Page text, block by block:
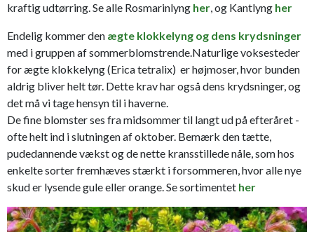
kraftig udtørring. Se alle Rosmarinlyng her, og Kantlyng her
Endelig kommer den ægte klokkelyng og dens krydsninger
med i gruppen af sommerblomstrende.Naturlige voksesteder
for ægte klokkelyng (Erica tetralix) er højmoser, hvor bunden
aldrig bliver helt tør. Dette krav har også dens krydsninger, og
det må vi tage hensyn til i haverne.
De fine blomster ses fra midsommer til langt ud på efteråret -
ofte helt ind i slutningen af oktober. Bemærk den tætte,
pudedannende vækst og de nette kransstillede nåle, som hos
enkelte sorter fremhæves stærkt i forsommeren, hvor alle nye
skud er lysende gule eller orange. Se sortimentet her